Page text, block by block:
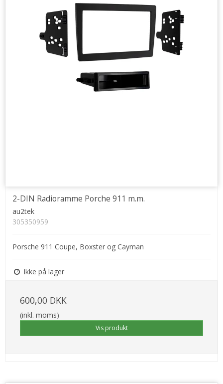
2-DIN Radioramme Porche 911 m.m.
au2tek
305350959
Porsche 911 Coupe, Boxster og Cayman
Ikke på lager
600,00 DKK
(inkl. moms)
Vis produkt